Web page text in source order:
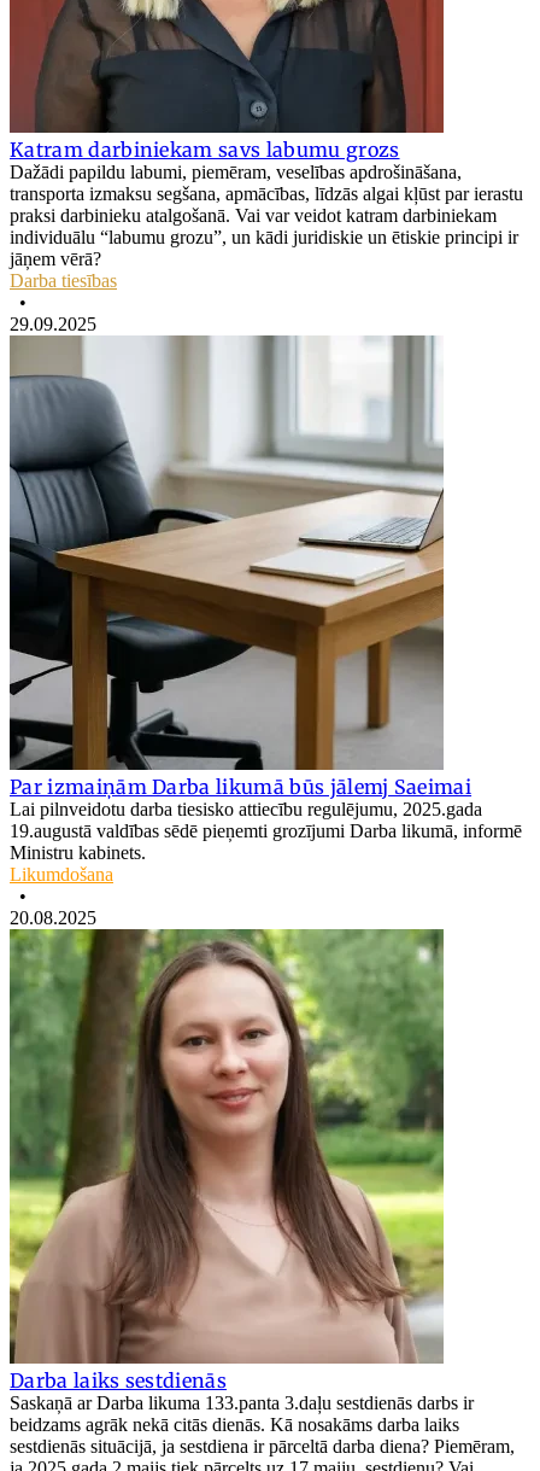
Katram darbiniekam savs labumu grozs
Dažādi papildu labumi, piemēram, veselības apdrošināšana,
transporta izmaksu segšana, apmācības, līdzās algai kļūst par ierastu
praksi darbinieku atalgošanā. Vai var veidot katram darbiniekam
individuālu “labumu grozu”, un kādi juridiskie un ētiskie principi ir
jāņem vērā?
Darba tiesības
•
29.09.2025
Par izmaiņām Darba likumā būs jālemj Saeimai
Lai pilnveidotu darba tiesisko attiecību regulējumu, 2025.gada
19.augustā valdības sēdē pieņemti grozījumi Darba likumā, informē
Ministru kabinets.
Likumdošana
•
20.08.2025
Darba laiks sestdienās
Saskaņā ar Darba likuma 133.panta 3.daļu sestdienās darbs ir
beidzams agrāk nekā citās dienās. Kā nosakāms darba laiks
sestdienās situācijā, ja sestdiena ir pārceltā darba diena? Piemēram,